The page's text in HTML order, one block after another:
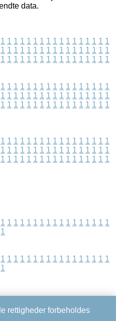
data.
1 1 1 1 1 1 1 1 1 1 1 1 1 1 1 1 1
1 1 1 1 1 1 1 1 1 1 1 1 1 1 1 1 1
1 1 1 1 1 1 1 1 1 1 1 1 1 1 1 1 1
1 1 1 1 1 1 1 1 1 1 1 1 1 1 1 1 1
1 1 1 1 1 1 1 1 1 1 1 1 1 1 1 1 1
1 1 1 1 1 1 1 1 1 1 1 1 1 1 1 1 1
1 1 1 1 1 1 1 1 1 1 1 1 1 1 1 1 1
1 1 1 1 1 1 1 1 1 1 1 1 1 1 1 1 1
1 1 1 1 1 1 1 1 1 1 1 1 1 1 1 1 1
1 1 1 1 1 1 1 1 1 1 1 1 1 1 1 1 1
1
1 1 1 1 1 1 1 1 1 1 1 1 1 1 1 1 1
1
rettigheder forbeholdes